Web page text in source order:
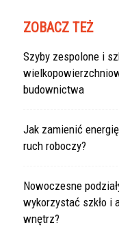
ZOBACZ TEŻ
Szyby zespolone i
budownictwa
Jak zamienić
ruch roboczy?
Nowoczesne
wykorzystać szkło i
wnętrz?